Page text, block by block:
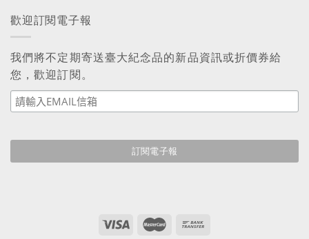
歡迎訂閱電子報
我們將不定期寄送臺大紀念品的新品資訊或折價券給
您，歡迎訂閱。